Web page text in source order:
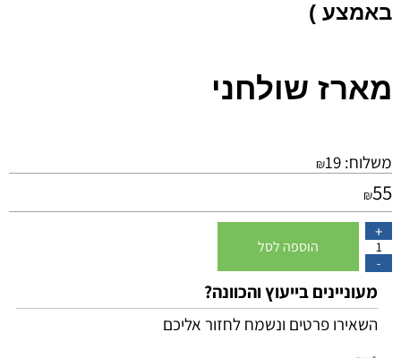
באמצע )
מארז שולחני
משלוח: ₪19
₪55
הוספה לסל
מעוניינים בייעוץ והכוונה?
השאירו פרטים ונשמח לחזור אליכם